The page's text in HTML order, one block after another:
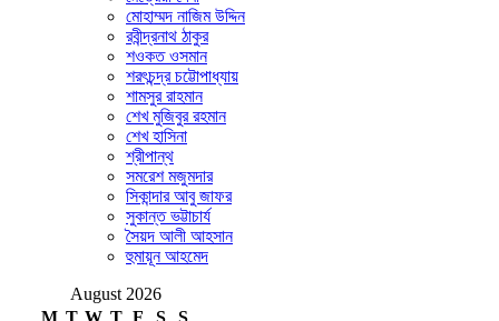
মোহাম্মদ নাজিম উদ্দিন
রবীন্দ্রনাথ ঠাকুর
শওকত ওসমান
শরৎচন্দ্র চট্টোপাধ্যায়
শামসুর রাহমান
শেখ মুজিবুর রহমান
শেখ হাসিনা
শ্রীপান্থ
সমরেশ মজুমদার
সিকান্দার আবু জাফর
সুকান্ত ভট্টাচার্য
সৈয়দ আলী আহসান
হুমায়ূন আহমেদ
August 2026
M T W T F S S